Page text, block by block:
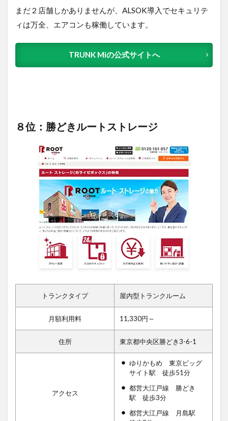
まだ２店舗しかありませんが、ALSOK導入でセキュリテ
ィは万全、エアコンも稼働しています。
TRUNK Miの公式サイトへ
８位：勝どきルートストレージ
トランクタイプ 屋内型トランクルーム
月額利用料 11,330円～
住所 東京都中央区勝どき3-6-1
アクセス
ゆりかもめ 東京ビッグ
サイト駅 徒歩51分
都営大江戸線 勝どき
駅 徒歩3分
都営大江戸線 月島駅